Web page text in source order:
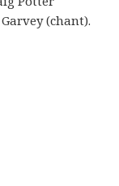
(chant).